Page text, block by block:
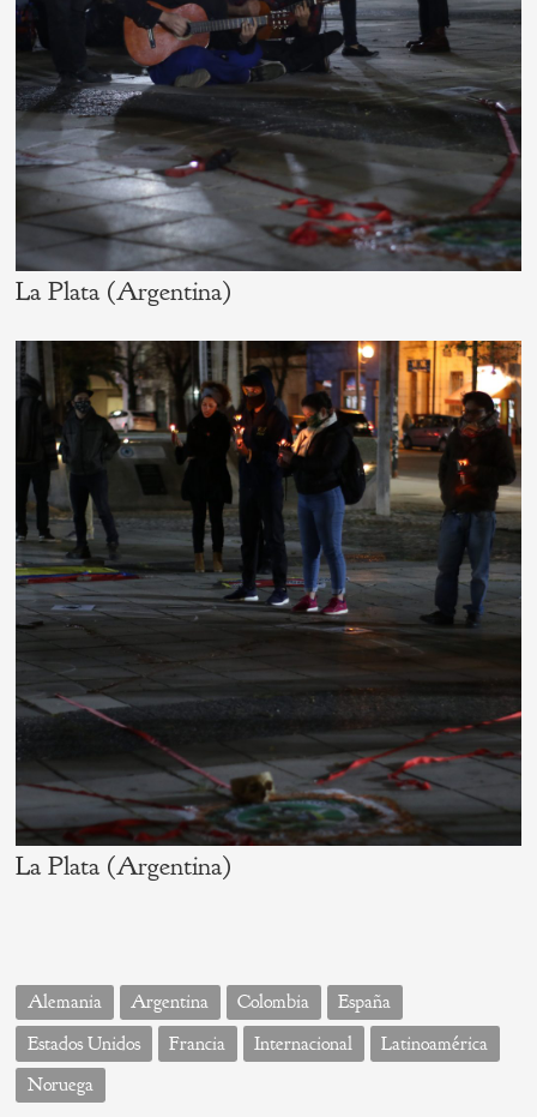
La Plata (Argentina)
La Plata (Argentina)
Alemania Argentina Colombia
España
Estados Unidos
Francia Internacional
Latinoamérica
Noruega